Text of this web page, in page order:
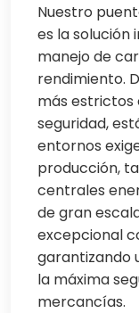
Nuestro
es la solución
manejo de
rendimiento.
más estrictos
seguridad,
entornos
producción,
centrales
de gran
excepcional
garantizando
la máxima
mercancías.